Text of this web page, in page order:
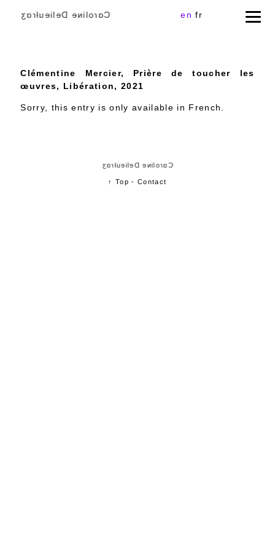
Cɑɾoliɴe Delieuƚɾɑʒ en fr
Clémentine Mercier, Prière de toucher les
œuvres, Libération, 2021
Sorry, this entry is only available in French
Cɑɾoliɴe Delieuƚɾɑʒ
↑ Top -Contact